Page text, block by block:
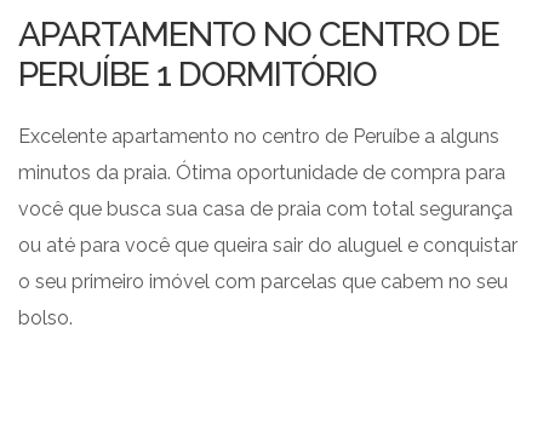
APARTAMENTO NO CENTRO DE
PERUÍBE 1 DORMITÓRIO
Excelente apartamento no centro de Peruíbe a alguns
minutos da praia. Ótima oportunidade de compra para
você que busca sua casa de praia com total segurança
ou até para você que queira sair do aluguel e conquistar
o seu primeiro imóvel com parcelas que cabem no seu
bolso.